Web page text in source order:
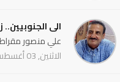
الى
علي منصور مقراط
الاثنين, 03 أغسطس 2026 - 08:02 م